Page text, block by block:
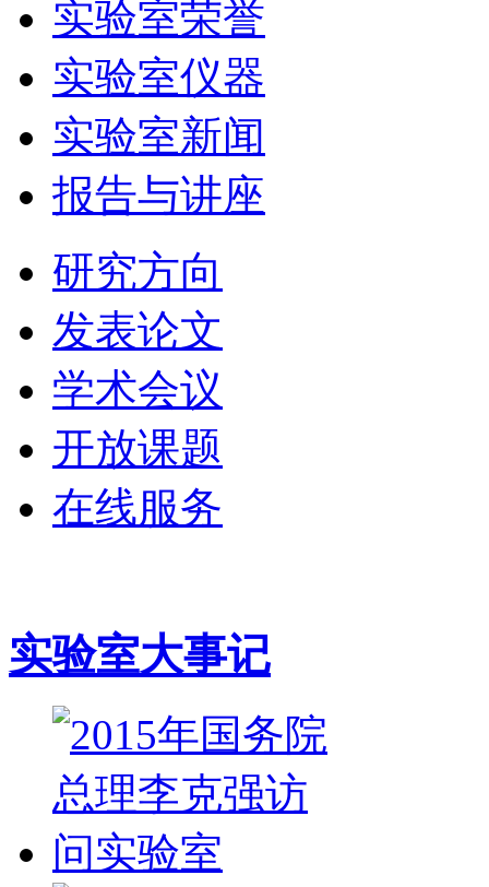
实验室荣誉
实验室仪器
实验室新闻
报告与讲座
研究方向
发表论文
学术会议
开放课题
在线服务
实验室大事记